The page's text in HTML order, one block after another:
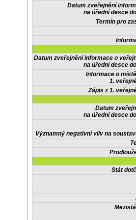
Datum zveřejnění
na úřední desce
Termín pro
Datum zveřejnění informace o
na úřední desce
Informace o
1.
Zápis z 1.
Datum
na úřední desce
Významný negativní vliv na
Stát